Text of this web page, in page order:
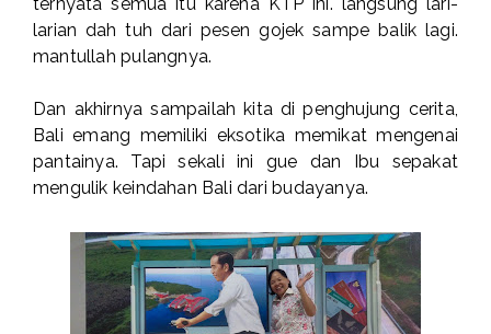
ternyata semua itu karena KTP ini. langsung lari-
larian dah tuh dari pesen gojek sampe balik lagi.
mantullah pulangnya.
Dan akhirnya sampailah kita di penghujung cerita,
Bali emang memiliki eksotika memikat mengenai
pantainya. Tapi sekali ini gue dan Ibu sepakat
mengulik keindahan Bali dari budayanya.